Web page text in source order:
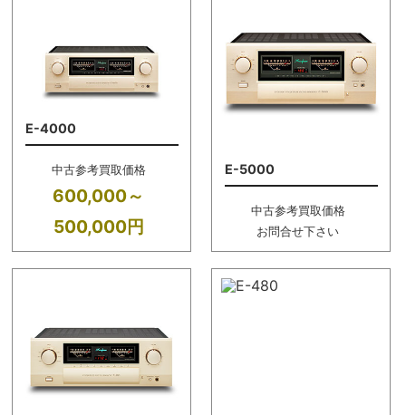
E-4000
中古参考買取価格
600,000～
500,000円
E-5000
中古参考買取価格
お問合せ下さい